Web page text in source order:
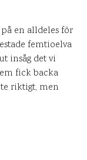
en alldeles för
femtioelva
insåg det vi
fick backa
riktigt, men